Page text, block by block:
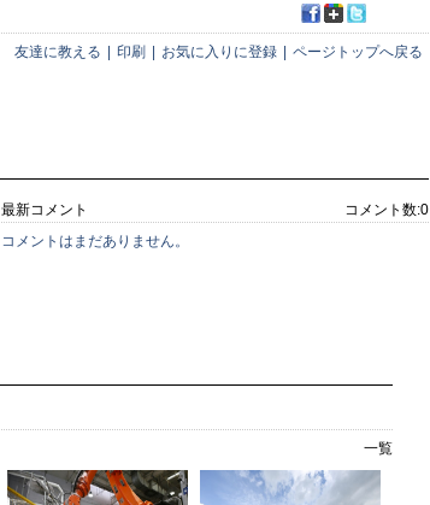
友達に教える 印刷 お気に入りに登録 ページトップへ戻る
コメント数:0
最新コメント
コメントはまだありません。